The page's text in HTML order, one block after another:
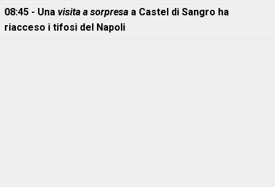
08:45 - Una visita a sorpresa a Castel di Sangro ha
riacceso i tifosi del Napoli